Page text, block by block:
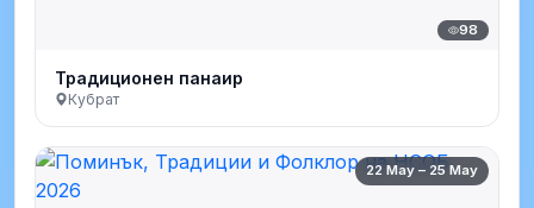
98
Традиционен панаир
Кубрат
22 May – 25 May